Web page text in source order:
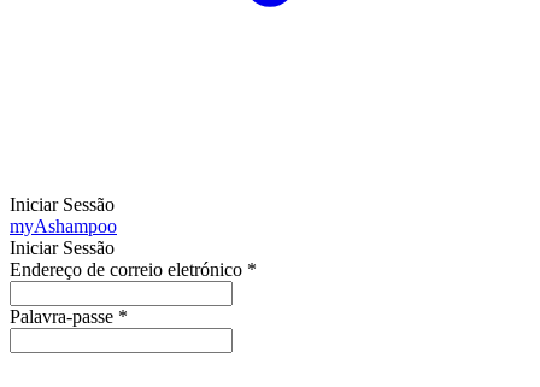
Iniciar Sessão
myAshampoo
Iniciar Sessão
Endereço de correio eletrónico *
Palavra-passe *